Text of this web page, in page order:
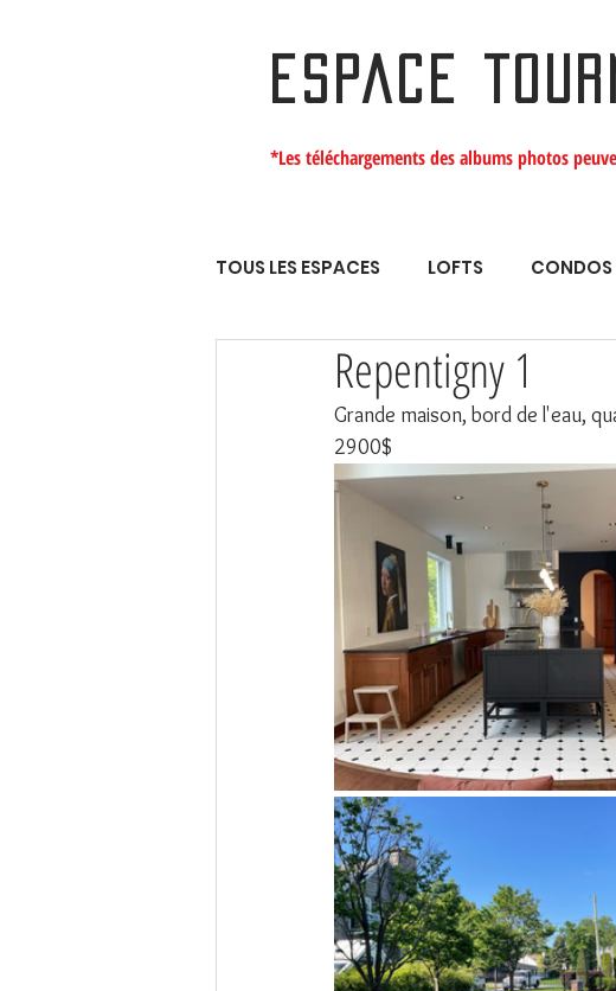
ESPACE
*Les téléchargements des albums photos
TOUS LES ESPACES LOFTS CONDOS
Repentigny 1
Grande maison, bord de l'eau,
2900$